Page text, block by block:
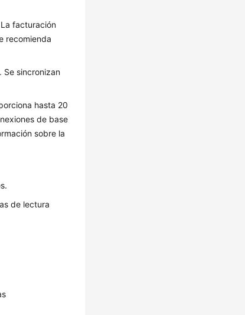
facturación
recomienda
Se sincronizan
hasta 20
de base
sobre la
de lectura